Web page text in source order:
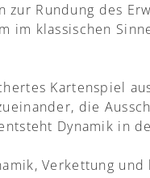
zur Rundung des
im klassischen
Kartenspiel
die
Dynamik in
Verkettung